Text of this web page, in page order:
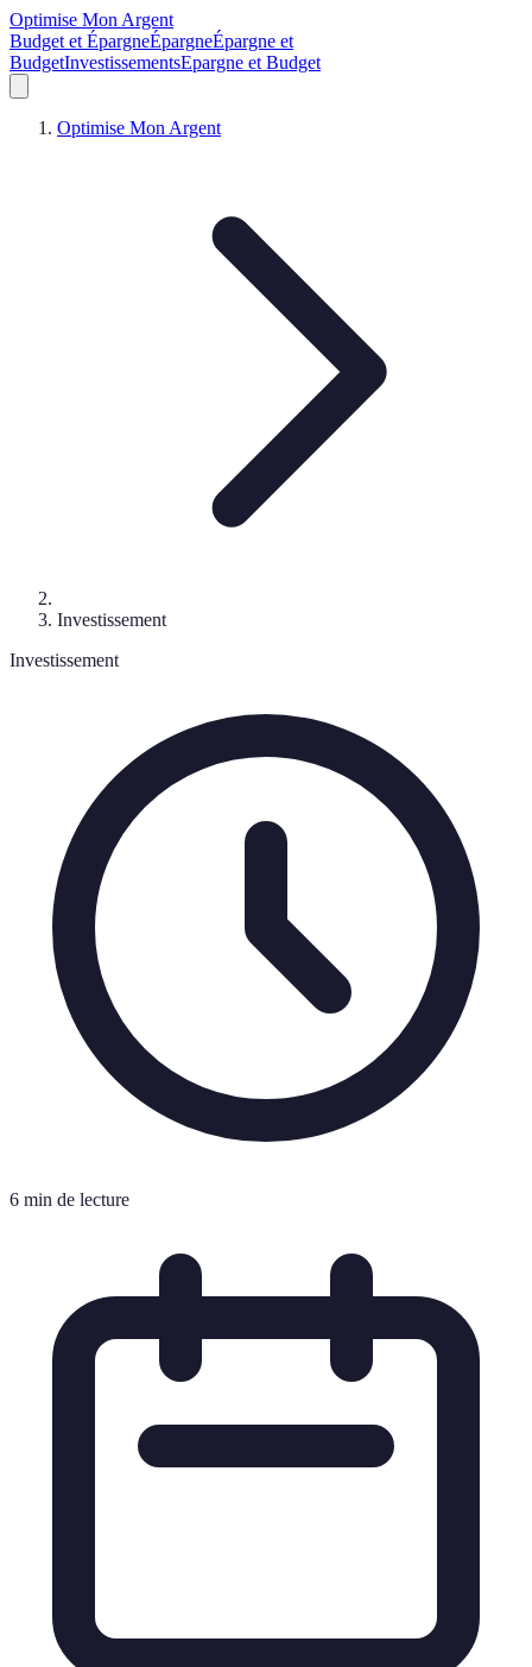
Optimise Mon Argent
Budget et ÉpargneÉpargneÉpargne et
BudgetInvestissementsEpargne et Budget
Optimise Mon Argent
Investissement
Investissement
6 min de lecture